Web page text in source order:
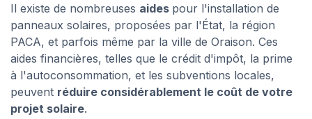
Il existe de nombreuses aides pour l'installation de
panneaux solaires, proposées par l'État, la région
PACA, et parfois même par la ville de Oraison. Ces
aides financières, telles que le crédit d'impôt, la prime
à l'autoconsommation, et les subventions locales,
peuvent réduire considérablement le coût de votre
projet solaire.